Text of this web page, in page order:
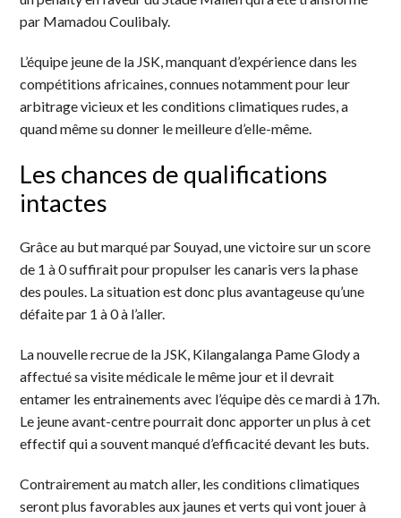
par Mamadou Coulibaly.
L’équipe jeune de la JSK, manquant d’expérience dans les
compétitions africaines, connues notamment pour leur
arbitrage vicieux et les conditions climatiques rudes, a
quand même su donner le meilleure d’elle-même.
Les chances de qualifications
intactes
Grâce au but marqué par Souyad, une victoire sur un score
de 1 à 0 suffirait pour propulser les canaris vers la phase
des poules. La situation est donc plus avantageuse qu’une
défaite par 1 à 0 à l’aller.
La nouvelle recrue de la JSK, Kilangalanga Pame Glody a
affectué sa visite médicale le même jour et il devrait
entamer les entrainements avec l’équipe dès ce mardi à 17h.
Le jeune avant-centre pourrait donc apporter un plus à cet
effectif qui a souvent manqué d’efficacité devant les buts.
Contrairement au match aller, les conditions climatiques
seront plus favorables aux jaunes et verts qui vont jouer à